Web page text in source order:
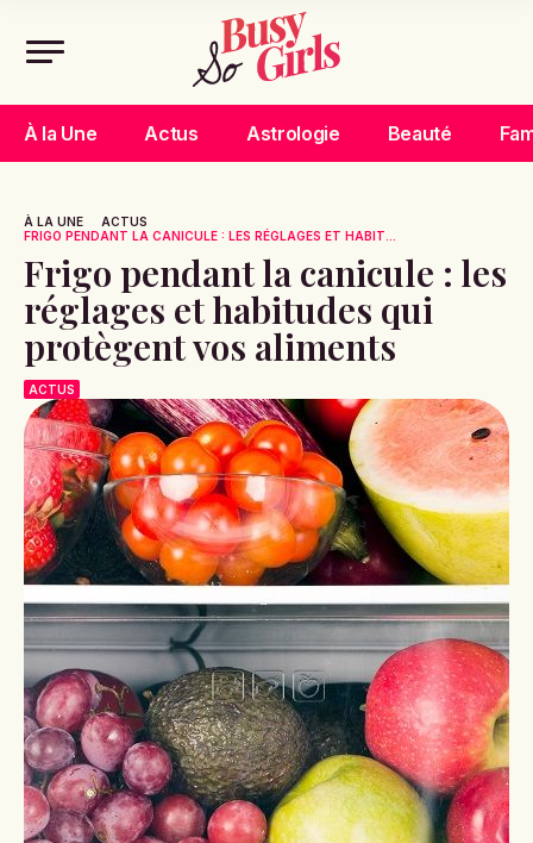
À la Une Actus Astrologie Beauté
À LA UNE
ACTUS
FRIGO PENDANT LA CANICULE : LES RÉGLAGES ET HABIT...
Frigo pendant la canicule : les
réglages et habitudes qui
protègent vos aliments
ACTUS